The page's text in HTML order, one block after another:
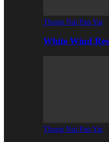
Thong Nai Pan Yai
White Wind
Thong Nai Pan Yai